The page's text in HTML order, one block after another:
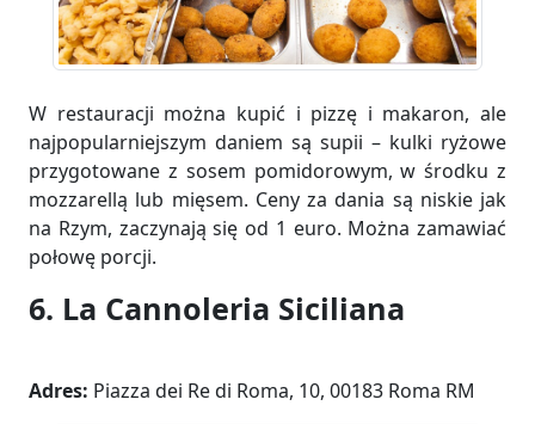
W restauracji można kupić i pizzę i makaron, ale
najpopularniejszym daniem są supii – kulki ryżowe
przygotowane z sosem pomidorowym, w środku z
mozzarellą lub mięsem. Ceny za dania są niskie jak
na Rzym, zaczynają się od 1 euro. Można zamawiać
połowę porcji.
6. La Cannoleria Siciliana
Adres: Piazza dei Re di Roma, 10, 00183 Roma RM